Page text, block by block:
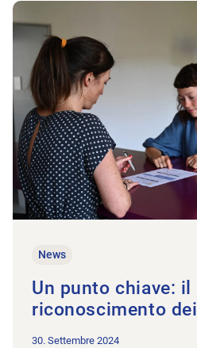
News
Un punto chiave: il
riconoscimento
30. Settembre 2024
All'articolo Un punto chiave: il